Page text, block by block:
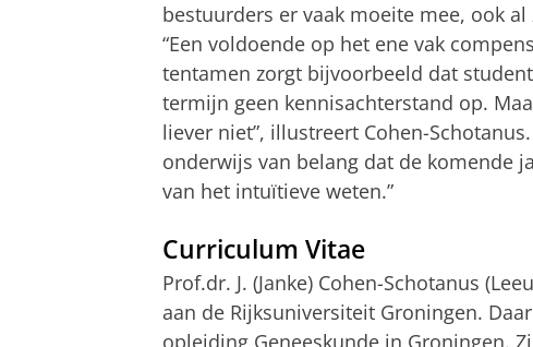
bestuurders er vaak moeite mee, ook
“Een voldoende op het ene vak
tentamen zorgt bijvoorbeeld dat
termijn geen kennisachterstand op.
liever niet”, illustreert Cohen-
onderwijs van belang dat de komende
van het intuïtieve weten.”
Curriculum Vitae
Prof.dr. J. (Janke) Cohen-Schotanus
aan de Rijksuniversiteit Groningen.
opleiding Geneeskunde in Groningen.